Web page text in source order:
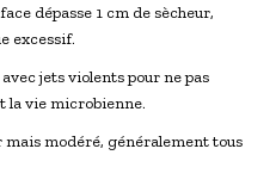
dépasse 1 cm de sècheur,
excessif.
jets violents pour ne pas
la vie microbienne.
modéré, généralement tous